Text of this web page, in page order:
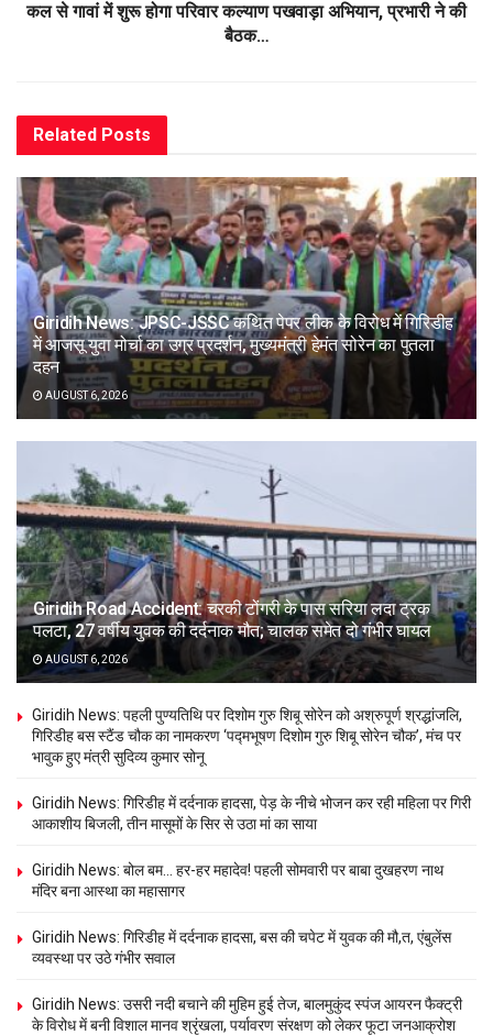
कल से गावां में शुरू होगा परिवार कल्याण पखवाड़ा अभियान, प्रभारी ने की
बैठक…
Related Posts
Giridih News: JPSC-JSSC कथित पेपर लीक के विरोध में गिरिडीह
में आजसू युवा मोर्चा का उग्र प्रदर्शन, मुख्यमंत्री हेमंत सोरेन का पुतला
दहन
AUGUST 6, 2026
Giridih Road Accident: चरकी टोंगरी के पास सरिया लदा ट्रक
पलटा, 27 वर्षीय युवक की दर्दनाक मौत; चालक समेत दो गंभीर घायल
AUGUST 6, 2026
Giridih News: पहली पुण्यतिथि पर दिशोम गुरु शिबू सोरेन को अश्रुपूर्ण श्रद्धांजलि,
गिरिडीह बस स्टैंड चौक का नामकरण ‘पद्मभूषण दिशोम गुरु शिबू सोरेन चौक’, मंच पर
भावुक हुए मंत्री सुदिव्य कुमार सोनू
Giridih News: गिरिडीह में दर्दनाक हादसा, पेड़ के नीचे भोजन कर रही महिला पर गिरी
आकाशीय बिजली, तीन मासूमों के सिर से उठा मां का साया
Giridih News: बोल बम… हर-हर महादेव! पहली सोमवारी पर बाबा दुखहरण नाथ
मंदिर बना आस्था का महासागर
Giridih News: गिरिडीह में दर्दनाक हादसा, बस की चपेट में युवक की मौ,त, एंबुलेंस
व्यवस्था पर उठे गंभीर सवाल
Giridih News: उसरी नदी बचाने की मुहिम हुई तेज, बालमुकुंद स्पंज आयरन फैक्ट्री
के विरोध में बनी विशाल मानव श्रृंखला, पर्यावरण संरक्षण को लेकर फूटा जनआक्रोश